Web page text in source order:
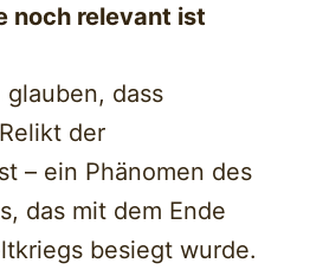
noch relevant ist
dass
der
– ein Phänomen des
das mit dem Ende
besiegt wurde.